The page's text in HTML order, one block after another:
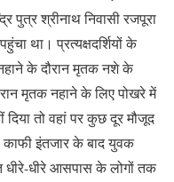
पुत्र श्रीनाथ निवासी रजपूरा
था। प्रत्यक्षदर्शियों के
के दौरान मृतक नशे के
मृतक नहाने के लिए पोखरे में
तो वहां पर कुछ दूर मौजूद
इंतजार के बाद युवक
धीरे-धीरे आसपास के लोगों तक